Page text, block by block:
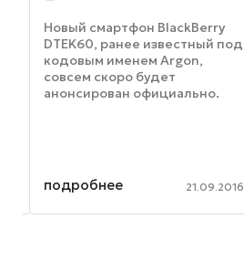
Новый смартфон BlackBerry
DTEK60, ранее известный под
кодовым именем Argon,
совсем скоро будет
анонсирован официально.
обнародования странички, не
предназначенной ...
подробнее 21.09.2016